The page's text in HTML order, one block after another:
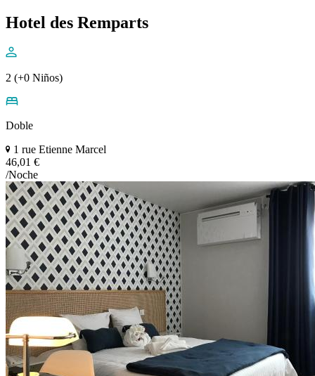
Hotel des Remparts
2 (+0 Niños)
Doble
1 rue Etienne Marcel
46,01 €
/Noche